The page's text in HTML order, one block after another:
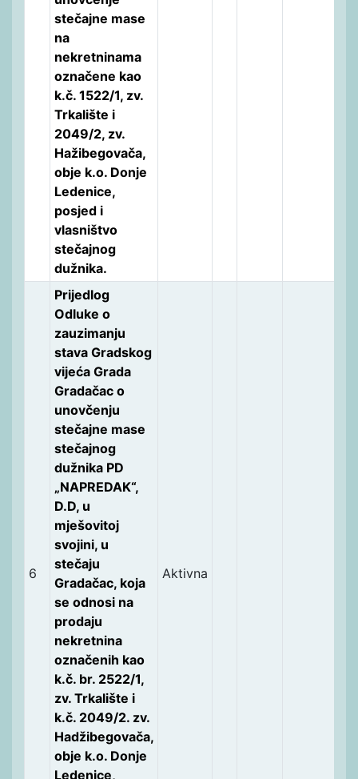
stečajne mase
na
nekretninama
označene kao
k.č. 1522/1, zv.
Trkalište i
2049/2, zv.
Hažibegovača,
obje k.o. Donje
Ledenice,
posjed i
vlasništvo
stečajnog
dužnika.
6
Prijedlog
Odluke o
zauzimanju
stava Gradskog
vijeća Grada
Gradačac o
unovčenju
stečajne mase
stečajnog
dužnika PD
„NAPREDAK“,
D.D, u
mješovitoj
svojini, u
stečaju
Gradačac, koja
se odnosi na
prodaju
nekretnina
označenih kao
k.č. br. 2522/1,
zv. Trkalište i
k.č. 2049/2. zv.
Hadžibegovača,
obje k.o. Donje
Ledenice,
Aktivna